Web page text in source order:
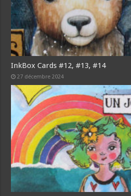
InkBox Cards #12, #13, #14
27 décembre 2024